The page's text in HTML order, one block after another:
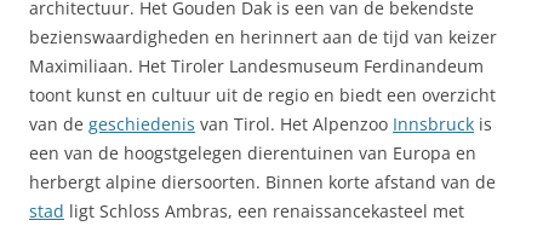
architectuur. Het Gouden Dak is een van de bekendste
bezienswaardigheden en herinnert aan de tijd van keizer
Maximiliaan. Het Tiroler Landesmuseum Ferdinandeum
toont kunst en cultuur uit de regio en biedt een overzicht
van de geschiedenis van Tirol. Het Alpenzoo Innsbruck is
een van de hoogstgelegen dierentuinen van Europa en
herbergt alpine diersoorten. Binnen korte afstand van de
stad ligt Schloss Ambras, een renaissancekasteel met